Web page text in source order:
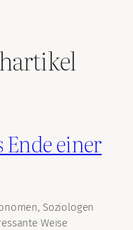
Ende einer
Soziologen
Weise